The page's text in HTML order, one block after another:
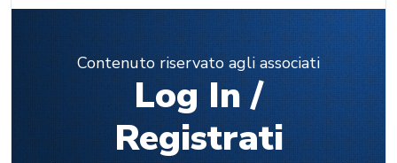
Contenuto riservato agli associati
Log In /
Registrati